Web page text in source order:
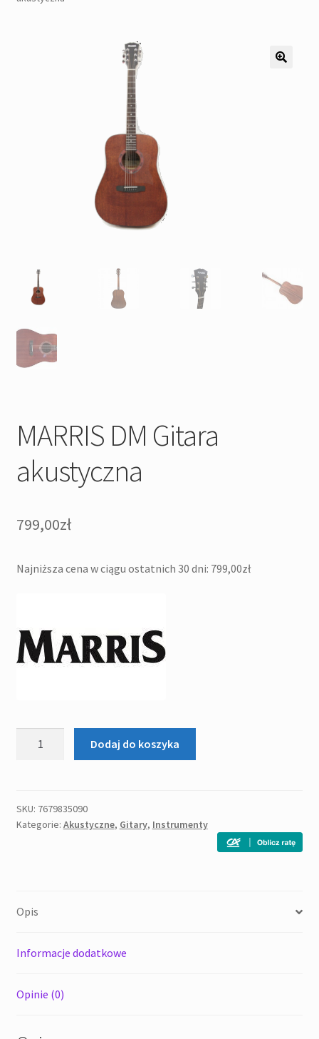
Pozostałe
MARRIS DM Gitara
akustyczna
799,00zł
Najniższa cena w ciągu ostatnich 30 dni: 799,00zł
akustyczna
Dodaj do koszyka
SKU: 7679835090
Kategorie: Akustyczne, Gitary, Instrumenty
Opis
Informacje dodatkowe
Opinie (0)